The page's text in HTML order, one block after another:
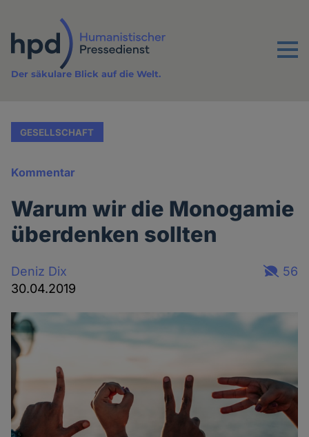
Inhalt
Menu
Der säkulare Blick auf die Welt.
GESELLSCHAFT
Kommentar
Warum wir die Monogamie
überdenken sollten
Deniz Dix
30.04.2019
56